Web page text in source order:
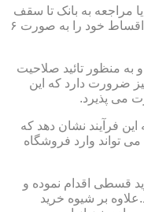
یا مراجعه به بانک تا سقف
۷۰ میلیون تومان اعتبار دریافت نموده و اقساط خود را به صورت ۶
منظور تائید صلاحیت
ضرورت دارد که این
می پذیرد.
این فرآیند نشان دهد که
تواند وارد فروشگاه
قسطی اقدام نموده و
بر شیوه خرید